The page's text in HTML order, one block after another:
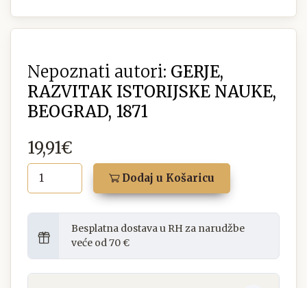
Nepoznati autori: GERJE,
RAZVITAK ISTORIJSKE NAUKE,
BEOGRAD, 1871
19,91€
Dodaj u Košaricu
Besplatna dostava u RH za narudžbe
veće od 70 €